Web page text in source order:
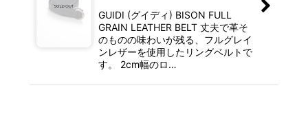
GUIDI (グイディ) BISON FULL
GRAIN LEATHER BELT 丈夫で革そ
のものの味わいが残る、フルグレイ
ンレザーを使用したリングベルトで
す。 2cm幅のロ…